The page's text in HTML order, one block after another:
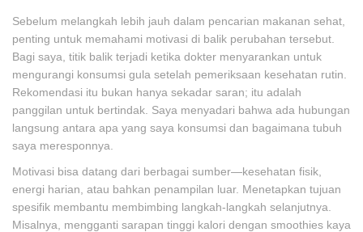
Sebelum melangkah lebih jauh dalam pencarian makanan sehat,
penting untuk memahami motivasi di balik perubahan tersebut.
Bagi saya, titik balik terjadi ketika dokter menyarankan untuk
mengurangi konsumsi gula setelah pemeriksaan kesehatan rutin.
Rekomendasi itu bukan hanya sekadar saran; itu adalah
panggilan untuk bertindak. Saya menyadari bahwa ada hubungan
langsung antara apa yang saya konsumsi dan bagaimana tubuh
saya meresponnya.
Motivasi bisa datang dari berbagai sumber—kesehatan fisik,
energi harian, atau bahkan penampilan luar. Menetapkan tujuan
spesifik membantu membimbing langkah-langkah selanjutnya.
Misalnya, mengganti sarapan tinggi kalori dengan smoothies kaya